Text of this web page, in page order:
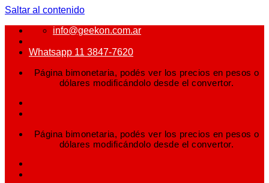
Saltar al contenido
info@geekon.com.ar
Whatsapp 11 3847-7620
Página bimonetaria, podés ver los precios en pesos o
dólares modificándolo desde el convertor.
Página bimonetaria, podés ver los precios en pesos o
dólares modificándolo desde el convertor.